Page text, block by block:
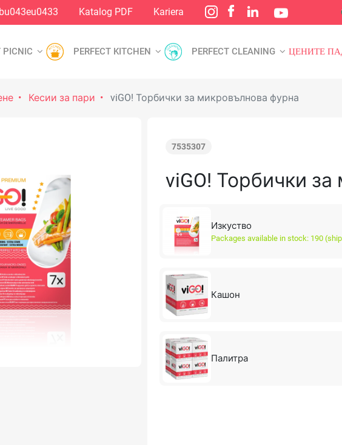
Katalog PDF Kariera
PICNIC PERFECT KITCHEN PERFECT CLEANING ЦЕНИТЕ
Кесии за пари viGO! Торбички за микровълнова фурна
7535307
viGO! Торбички
Изкуство
Packages available in stock: 190
Кашон
Палитра